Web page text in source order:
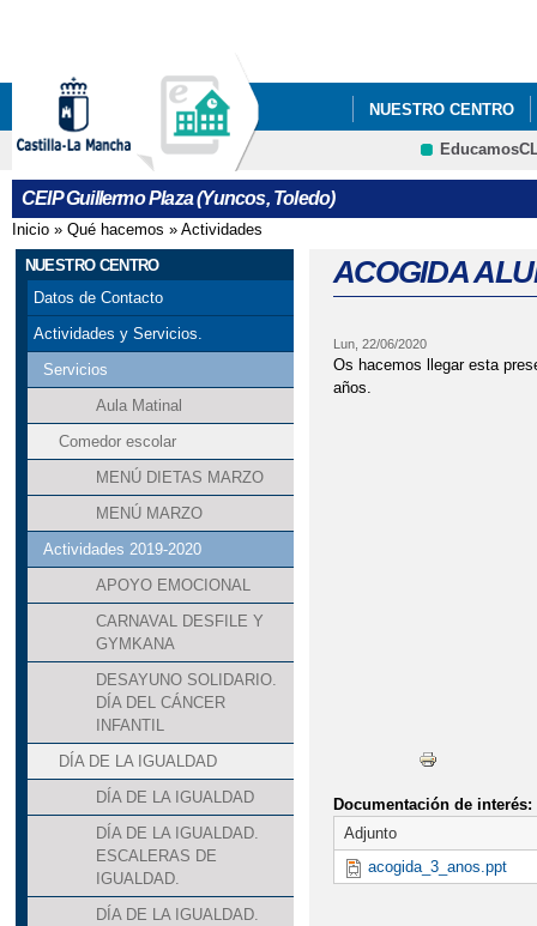
NUESTRO CENTRO
CEIP Guillermo Plaza (Yuncos, Toledo)
Se encuentra usted aquí
Inicio » Qué hacemos » Actividades
NUESTRO CENTRO
Datos de Contacto
Actividades y Servicios.
Servicios
Aula Matinal
Comedor escolar
MENÚ DIETAS MARZO
MENÚ MARZO
Actividades 2019-2020
APOYO EMOCIONAL
CARNAVAL DESFILE Y
GYMKANA
DESAYUNO SOLIDARIO.
DÍA DEL CÁNCER
INFANTIL
DÍA DE LA IGUALDAD
DÍA DE LA IGUALDAD
DÍA DE LA IGUALDAD.
ESCALERAS DE
IGUALDAD.
DÍA DE LA IGUALDAD.
ACOGIDA
Lun, 22/06/2020
Os hacemos llegar esta
años.
Documentación de interés:
Adjunto
acogida_3_anos.ppt